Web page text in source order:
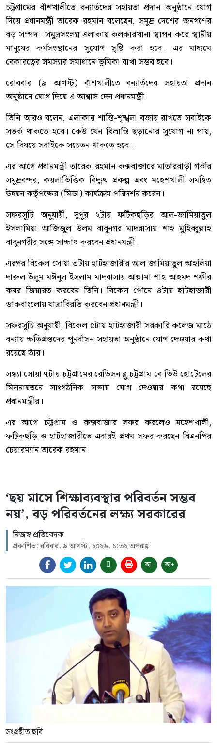
চট্টগ্রামের বাঁশখালীতে বন্যার্তদের সহায়তা প্রদান অনুষ্ঠানে যোগ
দিয়ে প্রধানমন্ত্রী তারেক রহমান বলেছেন, সমুদ্র দেশের জনগণের
বড় সম্পদ। সমুদ্রসংলগ্ন এলাকায় কলকারখানা স্থাপন করে স্থানীয়
মানুষের কর্মসংস্থানের সুযোগ সৃষ্টি করা হবে। এর মাধ্যমে
বেকারত্বের সমস্যার সমাধানে ভূমিকা রাখা সম্ভব হবে।
রোববার (৯ আগস্ট) বাঁশখালীতে বন্যার্তদের সহায়তা প্রদান
অনুষ্ঠানে যোগ দিয়ে এ আশ্বাস দেন প্রধানমন্ত্রী।
তিনি আরও বলেন, এলাকার শান্তি-শৃঙ্খলা বজায় রাখতে সবাইকে
সতর্ক থাকতে হবে। কেউ যেন বিভ্রান্তি ছড়ানোর সুযোগ না পায়,
সে বিষয়ে সবাইকে সচেতন থাকতে হবে।
এর আগে প্রধানমন্ত্রী তারেক রহমান কক্সবাজারে মাতারবাড়ী গভীর
সমুদ্রবন্দর, কয়লাভিত্তিক বিদ্যুৎ প্রকল্প এবং মহেশখালী সমন্বিত
উন্নয়ন কর্তৃপক্ষের (মিডা) কার্যক্রম পরিদর্শন করেন।
সফরসূচি অনুযায়ী, দুপুর ২টায় ফটিকছড়ির আল-জামিয়াতুল
ইসলামিয়া আজিজুল উলম বাবুনগর মাদরাসায় শাহ মুহিব্বুল্লাহ
বাবুনগরীর সঙ্গে সাক্ষাৎ করবেন প্রধানমন্ত্রী।
এরপর বিকেল সোয়া ৩টায় হাটহাজারীর আল জামিয়াতুল আহলিয়া
দারুল উলুম মঈনুল ইসলাম মাদরাসায় আল্লামা শাহ আহমদ শফীর
কবর জিয়ারত করবেন তিনি। বিকেল পৌনে ৪টায় হাটহাজারী
ডাকবাংলোয় যাত্রাবিরতি করবেন প্রধানমন্ত্রী।
সফরসূচি অনুযায়ী, বিকেল ৫টায় হাটহাজারী সরকারি কলেজ মাঠে
বন্যায় ক্ষতিগ্রস্তদের পুনর্বাসন সহায়তা অনুষ্ঠানে যোগ দেওয়ার কথা
রয়েছে তাঁর।
সন্ধ্যা সোয়া ৭টায় চট্টগ্রামের রেডিসন ব্লু চট্টগ্রাম বে ভিউ হোটেলের
মিলনায়তনে সাংগঠনিক সভায় যোগ দেওয়ার কথা রয়েছে
প্রধানমন্ত্রীর।
এর আগে চট্টগ্রাম ও কক্সবাজার সফর করলেও মহেশখালী,
ফটিকছড়ি ও হাটহাজারীতে এবারই প্রথম সফর করছেন বিএনপির
চেয়ারম্যান তারেক রহমান।
‘ছয় মাসে শিক্ষাব্যবস্থার পরিবর্তন সম্ভব
নয়’, বড় পরিবর্তনের লক্ষ্য সরকারের
নিজস্ব প্রতিবেদক
প্রকাশিত: রবিবার, ৯ আগস্ট, ২০২৬, ১:৩২ অপরাহ্ণ
অ- অ+
সংগ্রহীত ছবি